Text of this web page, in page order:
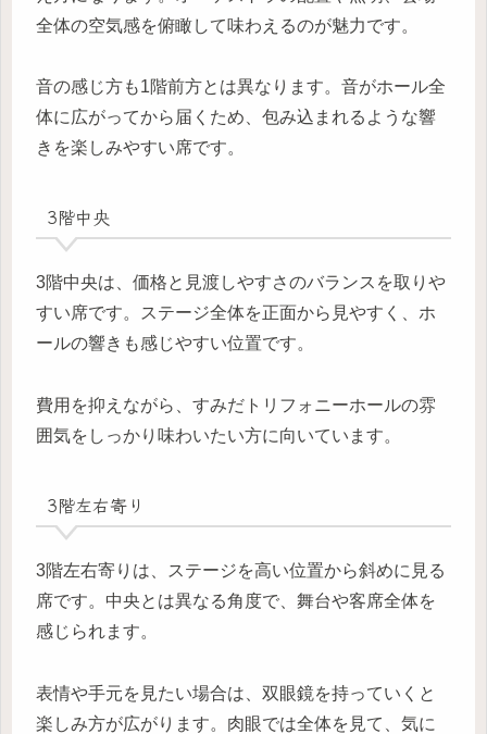
全体の空気感を俯瞰して味わえるのが魅力です。
音の感じ方も1階前方とは異なります。音がホール全
体に広がってから届くため、包み込まれるような響
きを楽しみやすい席です。
3階中央
3階中央は、価格と見渡しやすさのバランスを取りや
すい席です。ステージ全体を正面から見やすく、ホ
ールの響きも感じやすい位置です。
費用を抑えながら、すみだトリフォニーホールの雰
囲気をしっかり味わいたい方に向いています。
3階左右寄り
3階左右寄りは、ステージを高い位置から斜めに見る
席です。中央とは異なる角度で、舞台や客席全体を
感じられます。
表情や手元を見たい場合は、双眼鏡を持っていくと
楽しみ方が広がります。肉眼では全体を見て、気に